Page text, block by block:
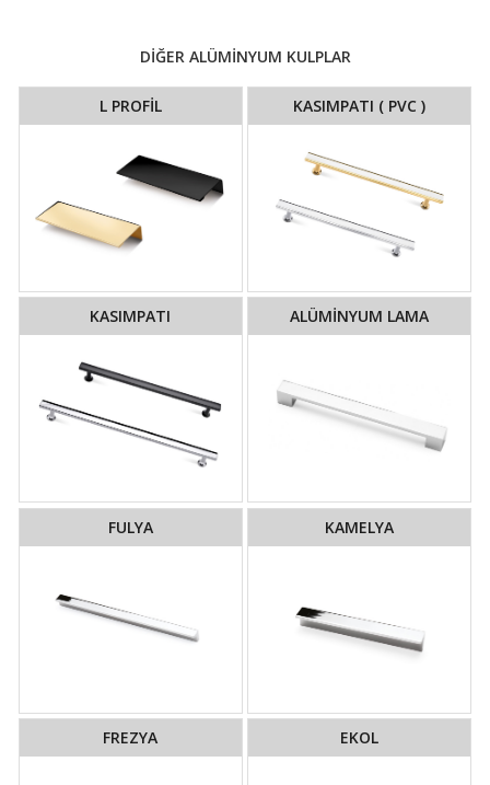
DİĞER ALÜMİNYUM KULPLAR
L PROFİL KASIMPATI ( PVC )
KASIMPATI ALÜMİNYUM LAMA
FULYA KAMELYA
FREZYA EKOL